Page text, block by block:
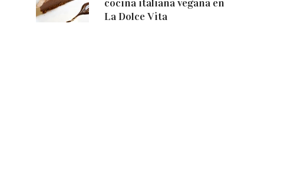
cocina italiana vegana en
La Dolce Vita